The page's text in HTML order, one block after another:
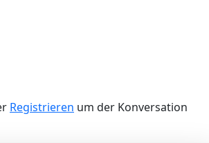
Registrieren um der Konversation